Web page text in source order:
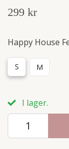
299 kr
Happy House
S M
I lager.